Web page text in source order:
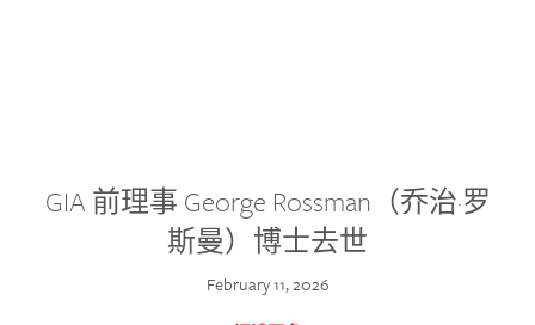
GIA 前理事 George Rossman（乔治·罗
斯曼）博士去世
February 11, 2026